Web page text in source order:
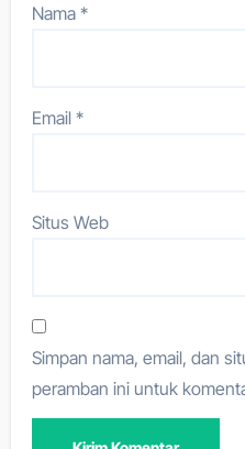
Nama*
Email*
Situs Web
Simpan nama, email, dan
peramban ini untuk